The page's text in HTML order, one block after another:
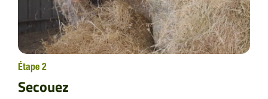
Étape 2
Secouez